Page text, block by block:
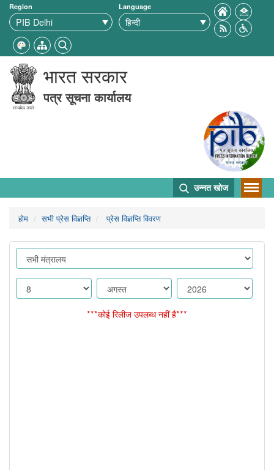
Region Language
भारत सरकार
पत्र सूचना कार्यालय
उन्नत खोज
होम सभी प्रेस विज्ञप्ति प्रेस विज्ञप्ति विवरण
***कोई रिलीज उपलब्ध नहीं है***